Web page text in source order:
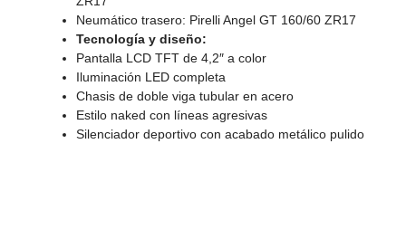
Neumático trasero: Pirelli Angel GT 160/60 ZR17
Tecnología y diseño:
Pantalla LCD TFT de 4,2″ a color
Iluminación LED completa
Chasis de doble viga tubular en acero
Estilo naked con líneas agresivas
Silenciador deportivo con acabado metálico pulido